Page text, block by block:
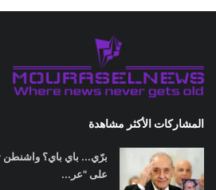
المشاركات الأكثر مشاهدة
برّي... باي باي؟
على "عر...